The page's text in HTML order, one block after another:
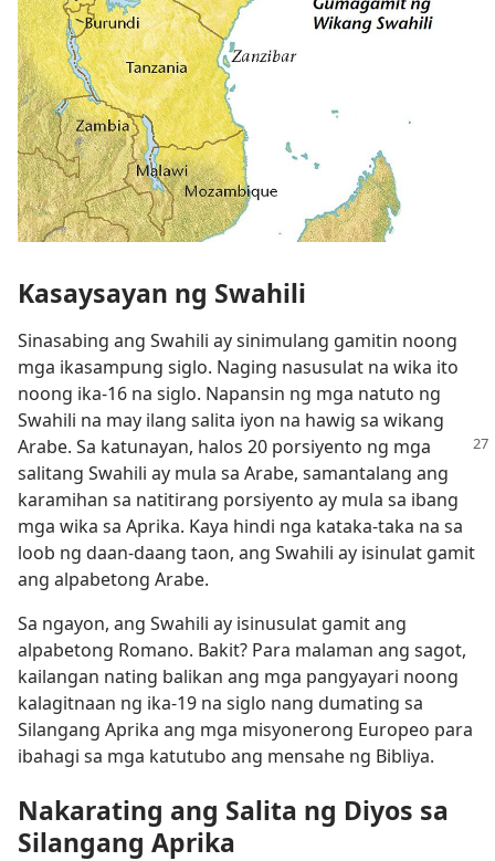
Kasaysayan ng Swahili
Sinasabing ang Swahili ay sinimulang gamitin noong
mga ikasampung siglo. Naging nasusulat na wika ito
noong ika-16 na siglo. Napansin ng mga natuto ng
Swahili na may ilang salita iyon na hawig sa wikang
Arabe. Sa katunayan, halos 20 porsiyento ng mga
salitang Swahili ay mula sa Arabe, samantalang ang
karamihan sa natitirang porsiyento ay mula sa ibang
mga wika sa Aprika. Kaya hindi nga kataka-taka na sa
loob ng daan-daang taon, ang Swahili ay isinulat gamit
ang alpabetong Arabe.
Sa ngayon, ang Swahili ay isinusulat gamit ang
alpabetong Romano. Bakit? Para malaman ang sagot,
kailangan nating balikan ang mga pangyayari noong
kalagitnaan ng ika-19 na siglo nang dumating sa
Silangang Aprika ang mga misyonerong Europeo para
ibahagi sa mga katutubo ang mensahe ng Bibliya.
Nakarating ang Salita ng Diyos sa
Silangang Aprika